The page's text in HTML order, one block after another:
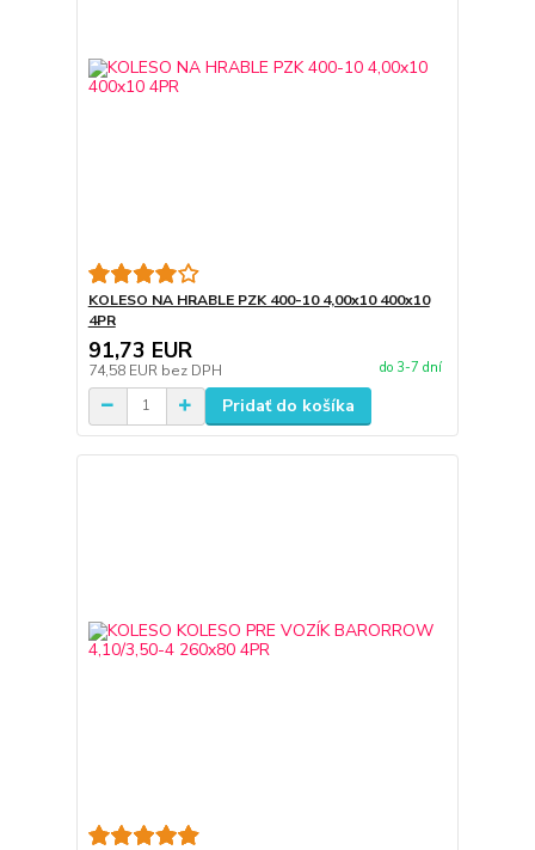
KOLESO NA HRABLE PZK 400-10 4,00x10 400x10
4PR
91,73 EUR
74,58 EUR bez DPH do 3-7 dní
Pridať do košíka